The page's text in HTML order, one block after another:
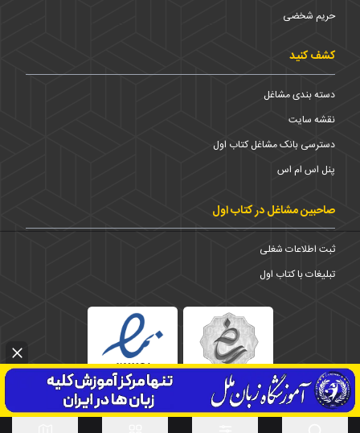
حریم شخضی
کشف کنید
دسته بندی مشاغل
نقشه سایت
دسترسی بانک مشاغل کتاب اول
پنل اس ام اس
صاحبین مشاغل در کتاب اول
ثبت اطلاعات شغلی
تبلیغات با کتاب اول